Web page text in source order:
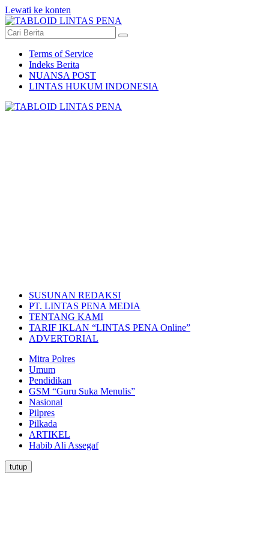
Lewati ke konten
Terms of Service
Indeks Berita
NUANSA POST
LINTAS HUKUM INDONESIA
SUSUNAN REDAKSI
PT. LINTAS PENA MEDIA
TENTANG KAMI
TARIF IKLAN “LINTAS PENA Online”
ADVERTORIAL
Mitra Polres
Umum
Pendidikan
GSM “Guru Suka Menulis”
Nasional
Pilpres
Pilkada
ARTIKEL
Habib Ali Assegaf
tutup